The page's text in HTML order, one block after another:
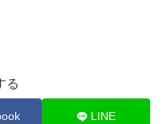
る
LINE